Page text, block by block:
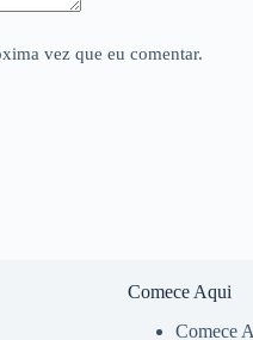
vez que eu comentar.
Comece Aqui
Comece